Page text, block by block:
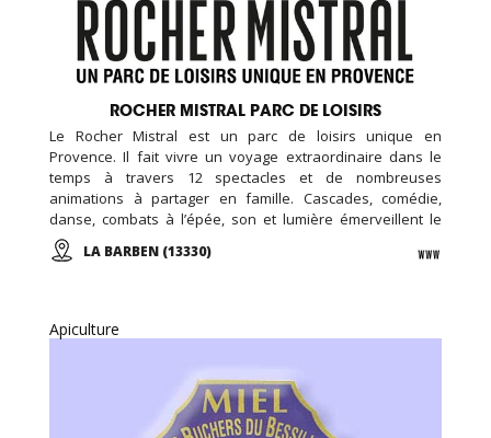
ROCHER MISTRAL PARC DE LOISIRS
Le Rocher Mistral est un parc de loisirs unique en
Provence. Il fait vivre un voyage extraordinaire dans le
temps à travers 12 spectacles et de nombreuses
animations à partager en famille. Cascades, comédie,
danse, combats à l’épée, son et lumière émerveillent le
public au cœur du château millénaire de La Barben. En
journée ou en soirée, vivez l'aventure au Rocher Mistral !
LA BARBEN (13330)
Apiculture